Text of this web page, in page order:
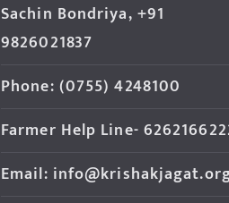
Sachin Bondriya, +91
9826021837
Phone: (0755) 4248100
Farmer Help Line-
Email: